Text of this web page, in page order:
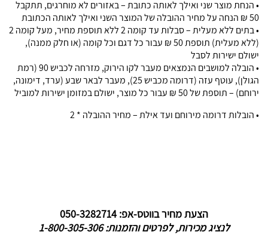
• הנחת מוצר שני ואילך לאותה כתובת – באזורים לא מוחרגים, תתקבל
50 ₪ הנחה על מחיר ההובלה של המוצר השני ואילך לאותה הכתובת
• בתים ללא מעלית – סבלות עד קומה 2 ללא תוספת מחיר, מעל קומה 2
(ללא מעלית) תוספת 50 ₪ עבור כל דגם וכל קומה (או חלק ממנה),
ישולם ישירות לסבל
• הובלה למושבים הנמצאים מעבר לקו הירוק, מזרחה לכביש 90 (רמת
הגולן), עוטף עזה (דרומה מכביש 25), מעבר לבאר שבע (ערד, דימונה,
ירוחם) – תוספת של 50 ₪ עבור כל מוצר, ישולם במזומן ישירות למוביל
• הובלות דרומה מירוחם ועד אילת – מחיר ההובלה * 2
הצעת מחיר בווטס-אפ: 050-3282714
לנציג מכירות, לפרטים והזמנות: 1-800-305-306